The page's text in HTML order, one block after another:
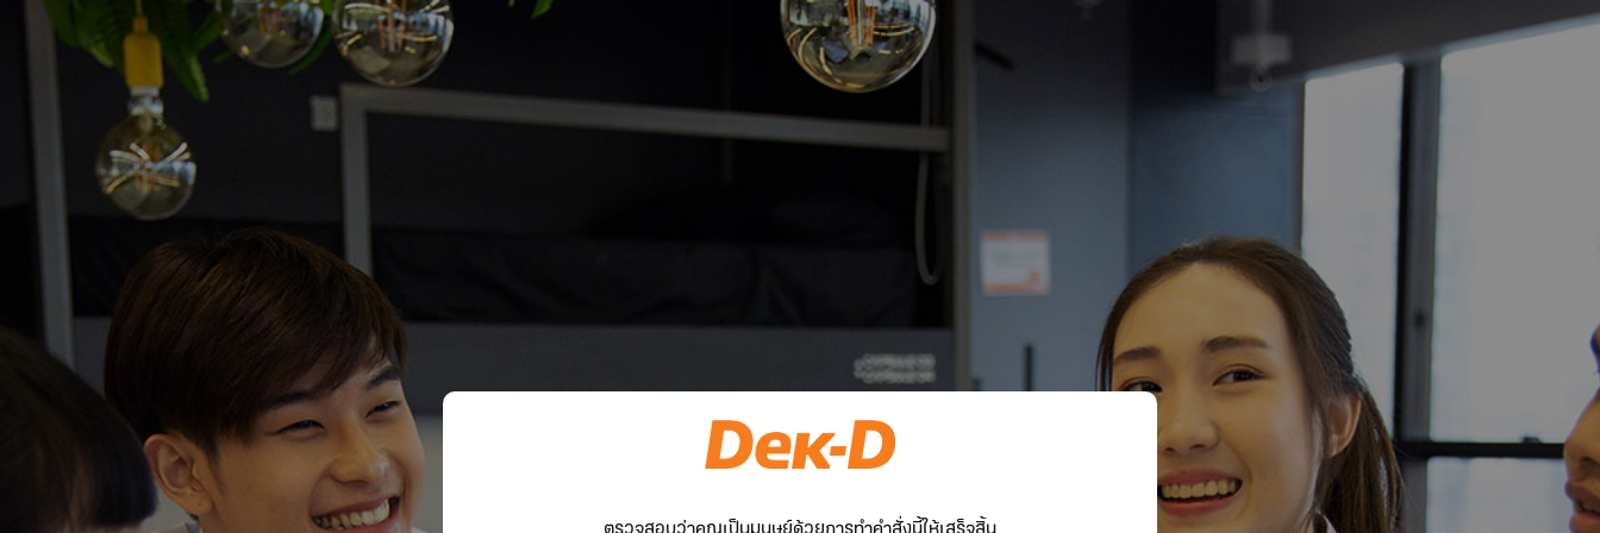
ตรวจสอบว่าคุณเป็นมนุษย์ด้วยการทำคำสั่งนี้ให้เสร็จสิ้น